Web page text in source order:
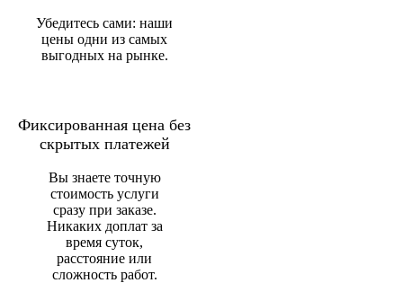
Убедитесь сами: наши
цены одни из самых
выгодных на рынке.
Фиксированная цена без
скрытых платежей
Вы знаете точную
стоимость услуги
сразу при заказе.
Никаких доплат за
время суток,
расстояние или
сложность работ.